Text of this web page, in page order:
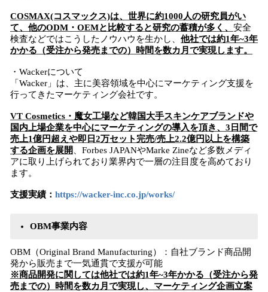
COSMAX(コスマックス)は、世界に約1000人の研究員がい
て、他のODM・OEMと比較すると研究の蓄積が多く、 安全
検査などではこうしたノウハウを生かし、 他社では約1年~3年
かかる（受注から発売までの）時間を数カ月で実現します。
・Wackerについて
「Wacker」は、主に美容領域を中心にマーケティング支援を
行ってきたマーケティング会社です。
VT Cosmetics・魔女工場など韓国大手スキンケアブランドや
国内上場企業を中心にマーケティングの導入を頂き、3日間で
売上1億円超えや即日2万セット完売/売上2.2億円以上を構築
する企画を展開
、Forbes JAPANやMarke Zineなど多数メディ
アに取り上げられており業界内で一層の注目度を高めており
ます。
支援実績： https://wacker-inc.co.jp/works/
OBM事業内容
OBM（Original Brand Manufacturing）：自社ブランド商品開
発から販売まで一気通貫で支援が可能
※商品開発に関しては他社では約1年~3年かかる（受注から発
売までの）時間を数カ月で実現し、マーケティング企画立案